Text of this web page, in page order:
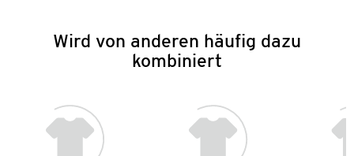
Wird von anderen häufig dazu
kombiniert